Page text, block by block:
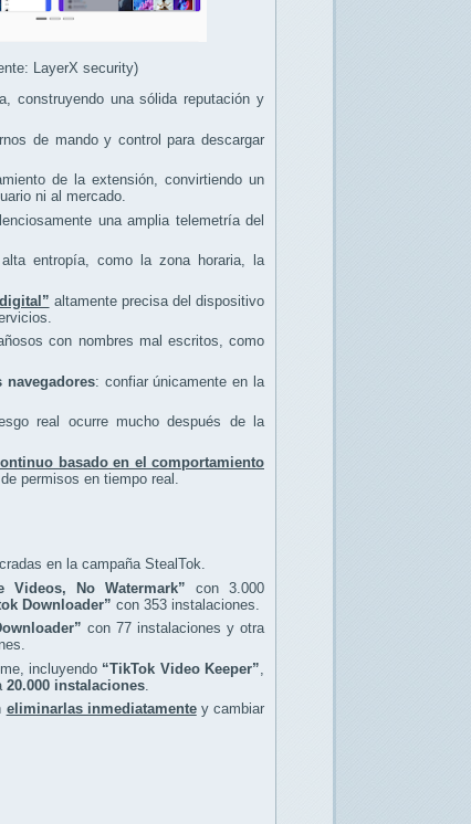
LayerX security)
construyendo una sólida reputación y
de mando y control para descargar
de la extensión, convirtiendo un
ni al mercado.
una amplia telemetría del
entropía, como la zona horaria, la
altamente precisa del dispositivo
con nombres mal escritos, como
: confiar únicamente en la
real ocurre mucho después de la
basado en el comportamiento
permisos en tiempo real.
en la campaña StealTok.
Videos, No Watermark” con 3.000
Downloader” con 353 instalaciones.
con 77 instalaciones y otra
incluyendo “TikTok Video Keeper”
20.000 instalaciones
eliminarlas inmediatamentey cambiar